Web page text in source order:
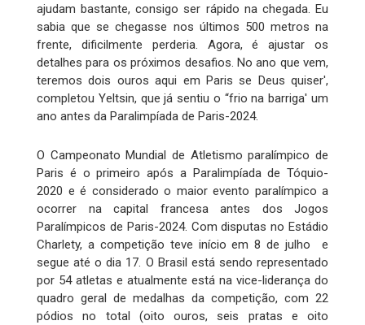
ajudam bastante, consigo ser rápido na chegada. Eu
sabia que se chegasse nos últimos 500 metros na
frente, dificilmente perderia. Agora, é ajustar os
detalhes para os próximos desafios. No ano que vem,
teremos dois ouros aqui em Paris se Deus quiser',
completou Yeltsin, que já sentiu o “frio na barriga' um
ano antes da Paralimpíada de Paris-2024.
O Campeonato Mundial de Atletismo paralímpico de
Paris é o primeiro após a Paralimpíada de Tóquio-
2020 e é considerado o maior evento paralímpico a
ocorrer na capital francesa antes dos Jogos
Paralímpicos de Paris-2024. Com disputas no Estádio
Charlety, a competição teve início em 8 de julho e
segue até o dia 17. O Brasil está sendo representado
por 54 atletas e atualmente está na vice-liderança do
quadro geral de medalhas da competição, com 22
pódios no total (oito ouros, seis pratas e oito